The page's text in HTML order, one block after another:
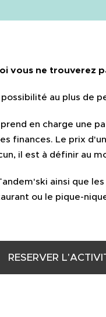
vous ne trouverez
au plus de
en charge une
finances. Le prix
il est à définir au
ainsi que
ou le pique-
RESERVER